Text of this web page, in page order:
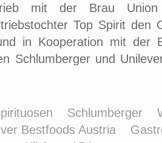
mit der Brau
Top Spirit
in Kooperation mit der
Schlumberger und
Schlumberger
Bestfoods Austria